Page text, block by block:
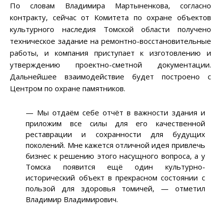
По словам Владимира Мартыненкова, согласно
контракту, сейчас от Комитета по охране объектов
культурного наследия Томской области получено
техническое задание на ремонтно-восстановительные
работы, и компания приступает к изготовлению и
утверждению проектно-сметной документации.
Дальнейшее взаимодействие будет построено с
Центром по охране памятников.
— Мы отдаём себе отчёт в важности здания и
приложим все силы для его качественной
реставрации и сохранности для будущих
поколений. Мне кажется отличной идея привлечь
бизнес к решению этого насущного вопроса, а у
Томска появится ещё один культурно-
исторический объект в прекрасном состоянии с
пользой для здоровья томичей, — отметил
Владимир Владимирович.